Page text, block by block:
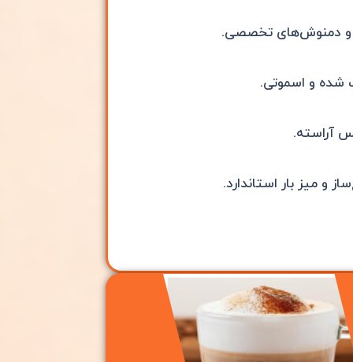
و دمنوش‌های تخصصی.
شده و اسموتی.
آراسته.
و میز بار استاندارد.